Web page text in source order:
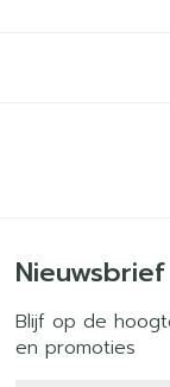
Nieuwsbrief
Blijf op de
en promoties